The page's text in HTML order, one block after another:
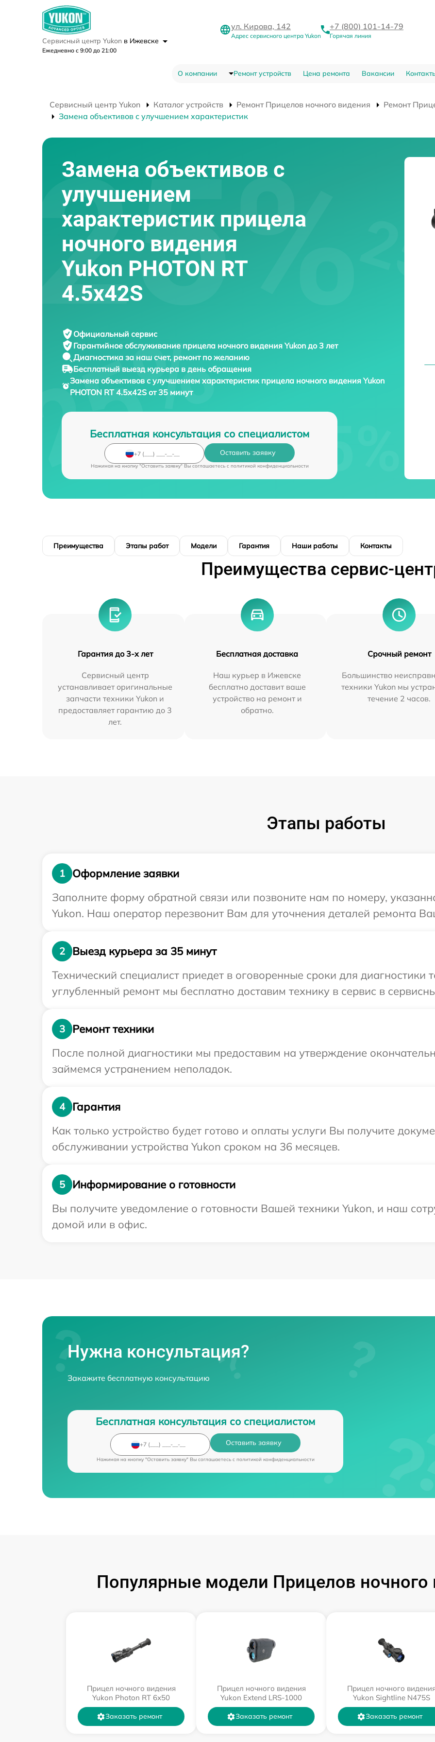
Сервисный центр Yukon в Ижевске
Ежедневно с 9:00 до 21:00
ул. Кирова, 142
Адрес сервисного центра Yukon
+7 (800) 101-14-79
Горячая линия
О компании Ремонт устройств Цена ремонта Вакансии
Сервисный центр Yukon Каталог устройств Ремонт Прицелов ночного видения
Ремонт
Замена объективов с улучшением характеристик
Замена объективов с
улучшением
характеристик прицела
ночного видения
Yukon PHOTON RT
4.5x42S
Официальный сервис
Гарантийное обслуживание прицела ночного видения Yukon до 3 лет
Диагностика за наш счет, ремонт по желанию
Бесплатный выезд курьера в день обращения
Замена объективов с улучшением характеристик прицела ночного виденияYukon
PHOTON RT 4.5x42S от 35 минут
Бесплатная консультация со специалистом
Оставить заявку
Нажимая на кнопку "Оставить заявку" Вы соглашаетесь c политикой конфиденциальности
Преимущества Этапы работ Модели Гарантия Наши работы Контакты
Преимущества сервис-
Гарантия до 3-х лет
Сервисный центр
устанавливает оригинальные
запчасти техники Yukon и
предоставляет гарантию до 3
лет.
Бесплатная доставка
Наш курьер в Ижевске
бесплатно доставит ваше
устройство на ремонт и
обратно.
Срочный ремонт
Большинство
техники Yukon мы
течение 2 часов.
Этапы работы
1
Оформление заявки
Заполните форму обратной связи или позвоните нам по номеру,
Yukon. Наш оператор перезвонит Вам для уточнения деталей ремонта
2
Выезд курьера за 35 минут
Технический специалист приедет в оговоренные сроки для диагностики
углубленный ремонт мы бесплатно доставим технику в сервис в
3
Ремонт техники
После полной диагностики мы предоставим на утверждение
займемся устранением неполадок.
4
Гарантия
Как только устройство будет готово и оплаты услуги Вы получите
обслуживании устройства Yukon сроком на 36 месяцев.
5
Информирование о готовности
Вы получите уведомление о готовности Вашей техники Yukon, и наш
домой или в офис.
Нужна консультация?
Закажите бесплатную консультацию
Бесплатная консультация со специалистом
Оставить заявку
Нажимая на кнопку "Оставить заявку" Вы соглашаетесь c политикой конфиденциальности
Популярные модели Прицелов ночного
Прицел ночного видения
Yukon Photon RT 6х50
Заказать ремонт
Прицел ночного видения
Yukon Extend LRS-1000
Заказать ремонт
Прицел ночного
Yukon Sightline N475S
Заказать ремонт